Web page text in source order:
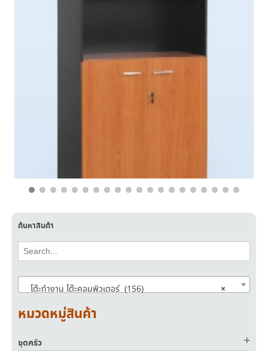
ค้นหาสินค้า
×
โต๊ะทำงาน โต๊ะคอมพิวเตอร์ (156)
หมวดหมู่สินค้า
ชุดครัว